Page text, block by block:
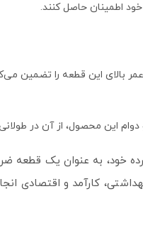
اطمینان حاصل کنند.
بالای این قطعه را تضمین
دوام این محصول، از آن در
منحصر به فرد و کاربردهای گسترده خود، به
کارآمد و اقتصادی